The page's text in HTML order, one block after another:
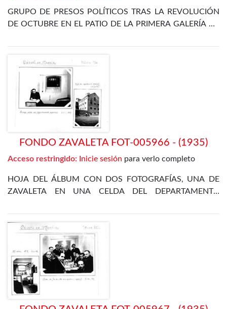
GRUPO DE PRESOS POLÍTICOS TRAS LA REVOLUCIÓN
DE OCTUBRE EN EL PATIO DE LA PRIMERA GALERÍA DE
ENCUENTRA EL PROPIO ZAVALETA, ENRIQUE DE
FRANCISCO, JOSÉ GÓMEZ OSORIO, PETREL Y JOSÉ
DÍAZ ALOR
FONDO ZAVALETA FOT-005966 - (1935)
Acceso restringido: Inicie sesión para verlo completo
HOJA DEL ÁLBUM CON DOS FOTOGRAFÍAS, UNA DE
ZAVALETA EN UNA CELDA DEL DEPARTAMENTO
DEL DEPARTAMENTO ESPECIAL DEL 11 DE JUNIO DE
1935